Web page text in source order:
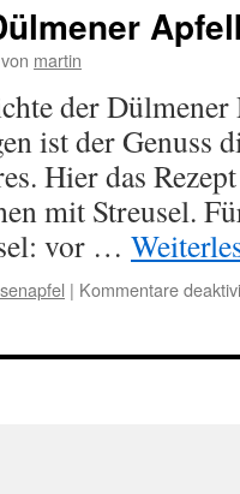
von martin
der Dülmener
ist der Genuss
Hier das
mit Streusel.
vor …
| Kommentare